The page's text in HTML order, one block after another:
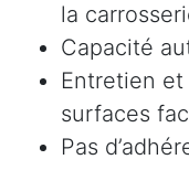
la
Capacité
Entretien
surfaces
Pas